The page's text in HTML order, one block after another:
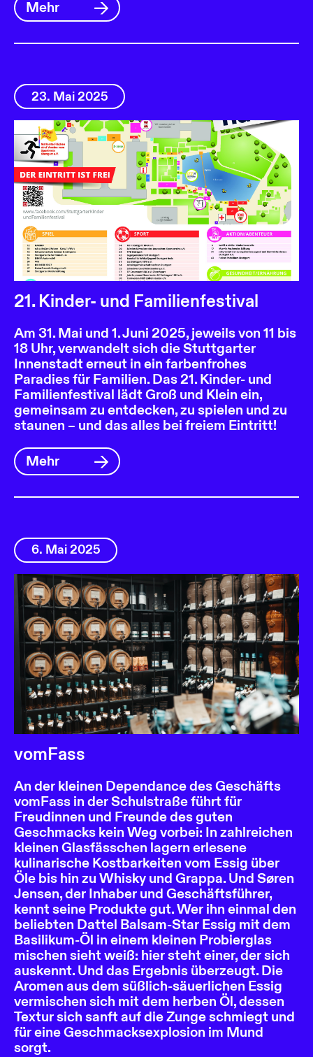
Mehr
23. Mai 2025
21. Kinder- und Familienfestival
Am 31. Mai und 1. Juni 2025, jeweils von 11 bis
18 Uhr, verwandelt sich die Stuttgarter
Innenstadt erneut in ein farbenfrohes
Paradies für Familien. Das 21. Kinder- und
Familienfestival lädt Groß und Klein ein,
gemeinsam zu entdecken, zu spielen und zu
staunen – und das alles bei freiem Eintritt!
Mehr
6. Mai 2025
vomFass
An der kleinen Dependance des Geschäfts
vomFass in der Schulstraße führt für
Freudinnen und Freunde des guten
Geschmacks kein Weg vorbei: In zahlreichen
kleinen Glasfässchen lagern erlesene
kulinarische Kostbarkeiten vom Essig über
Öle bis hin zu Whisky und Grappa. Und Søren
Jensen, der Inhaber und Geschäftsführer,
kennt seine Produkte gut. Wer ihn einmal den
beliebten Dattel Balsam-Star Essig mit dem
Basilikum-Öl in einem kleinen Probierglas
mischen sieht weiß: hier steht einer, der sich
auskennt. Und das Ergebnis überzeugt. Die
Aromen aus dem süßlich-säuerlichen Essig
vermischen sich mit dem herben Öl, dessen
Textur sich sanft auf die Zunge schmiegt und
für eine Geschmacksexplosion im Mund
sorgt.